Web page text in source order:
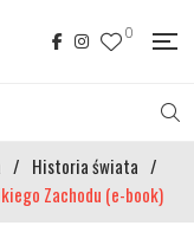
0
/ Historia świata /
Zachodu (e-book)